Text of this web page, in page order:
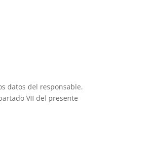
datos del responsable.
VII del presente